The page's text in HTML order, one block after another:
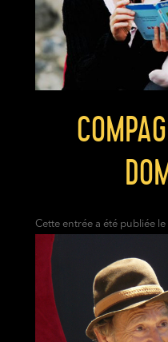
Cette entrée a été publiée le